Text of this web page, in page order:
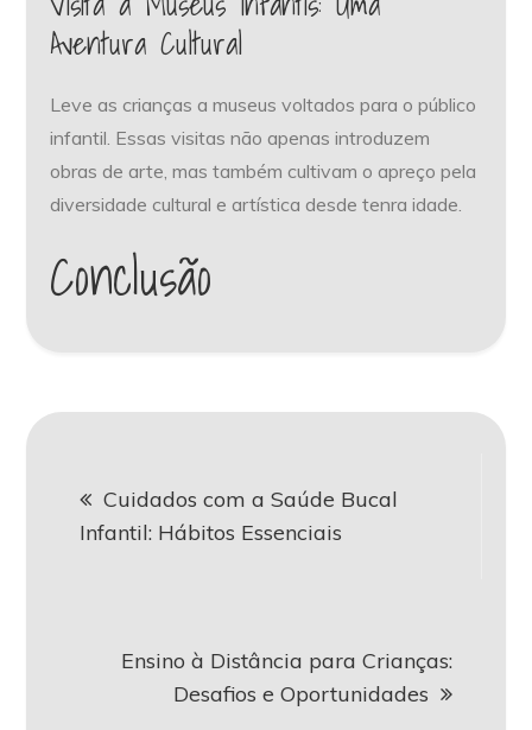
Aventura Cultural
Leve as crianças a museus voltados para o público
infantil. Essas visitas não apenas introduzem
obras de arte, mas também cultivam o apreço pela
diversidade cultural e artística desde tenra idade.
Conclusão
de Cuidados com a Saúde Bucal
Infantil: Hábitos Essenciais
Ensino à Distância para Crianças:
Desafios e Oportunidades